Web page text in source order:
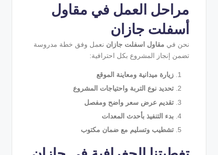
مراحل العمل في مقاول
أسفلت جازان
نحن في مقاول اسفلت جازان نعمل وفق خطة مدروسة
تضمن إنجاز المشروع بكل احترافية:
زيارة ميدانية ومعاينة الموقع
تحديد نوع التربة واحتياجات المشروع
تقديم عرض سعر واضح ومفصل
بدء التنفيذ بأحدث المعدات
تشطيب وتسليم مع ضمان مكتوب